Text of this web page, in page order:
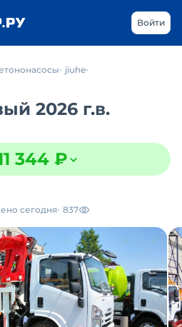
Войти
jiuhe
2026 г.в.
344 ₽
сегодня 837